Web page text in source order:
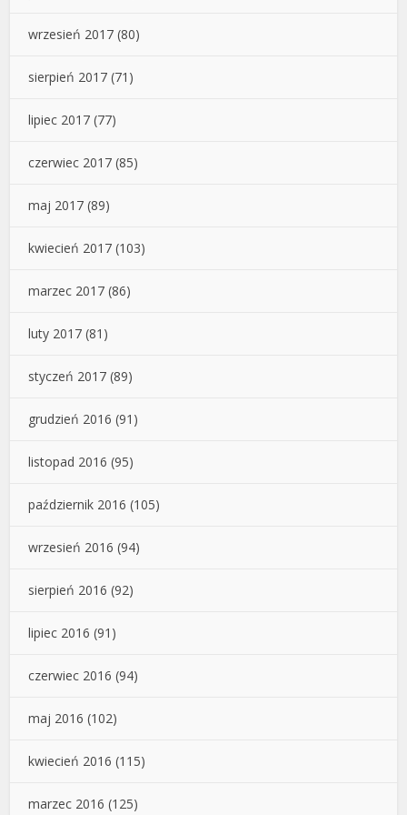
wrzesień 2017 (80)
sierpień 2017 (71)
lipiec 2017 (77)
czerwiec 2017 (85)
maj 2017 (89)
kwiecień 2017 (103)
marzec 2017 (86)
luty 2017 (81)
styczeń 2017 (89)
grudzień 2016 (91)
listopad 2016 (95)
październik 2016 (105)
wrzesień 2016 (94)
sierpień 2016 (92)
lipiec 2016 (91)
czerwiec 2016 (94)
maj 2016 (102)
kwiecień 2016 (115)
marzec 2016 (125)